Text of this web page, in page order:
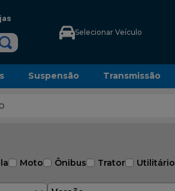
Selecionar Veículo
Suspensão Transmissão
Moto Ônibus Trator Utilitário